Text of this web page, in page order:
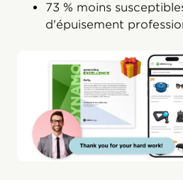
73 % moins
d'épuisement